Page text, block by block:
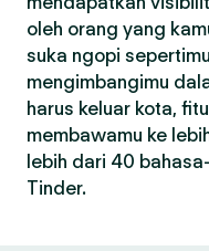
oleh orang yang
suka ngopi
mengimbangimu
harus keluar kota,
membawamu ke
lebih dari 40
Tinder.